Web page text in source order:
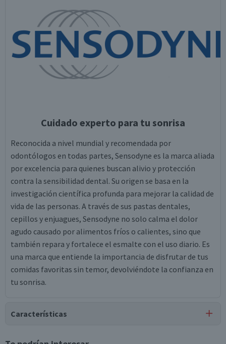
Cuidado experto para tu sonrisa
Reconocida a nivel mundial y recomendada por
odontólogos en todas partes, Sensodyne es la marca aliada
por excelencia para quienes buscan alivio y protección
contra la sensibilidad dental. Su origen se basa en la
investigación científica profunda para mejorar la calidad de
vida de las personas. A través de sus pastas dentales,
cepillos y enjuagues, Sensodyne no solo calma el dolor
agudo causado por alimentos fríos o calientes, sino que
también repara y fortalece el esmalte con el uso diario. Es
una marca que entiende la importancia de disfrutar de tus
comidas favoritas sin temor, devolviéndote la confianza en
tu sonrisa.
Características
Tipo de Producto